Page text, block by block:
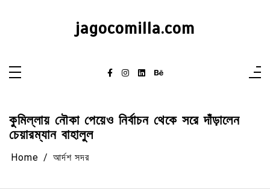
jagocomilla.com
কুমিল্লায় নৌকা পেয়েও নির্বাচন থেকে সরে দাঁড়ালেন
চেয়ারম্যান বাহালুল
Home আর্দশ সদর